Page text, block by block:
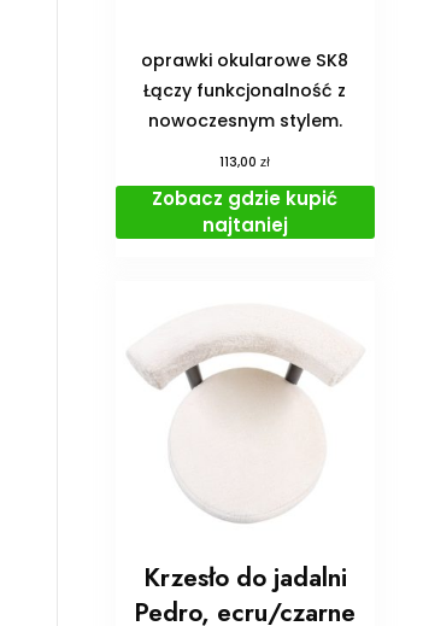
oprawki okularowe SK8
Łączy funkcjonalność z
nowoczesnym stylem.
113,00zł
Zobacz gdzie kupić
najtaniej
Krzesło do jadalni
Pedro, ecru/czarne